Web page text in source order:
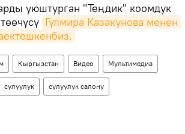
уюштурган "Теңдик" коомдук
Гүлмира Казакунова менен
Кыргызстан Видео Мультимедиа
сулуулук сулуулук салону